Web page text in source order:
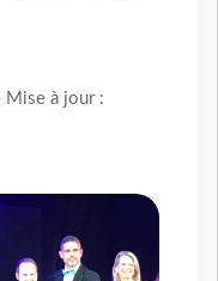
Mise à jour :